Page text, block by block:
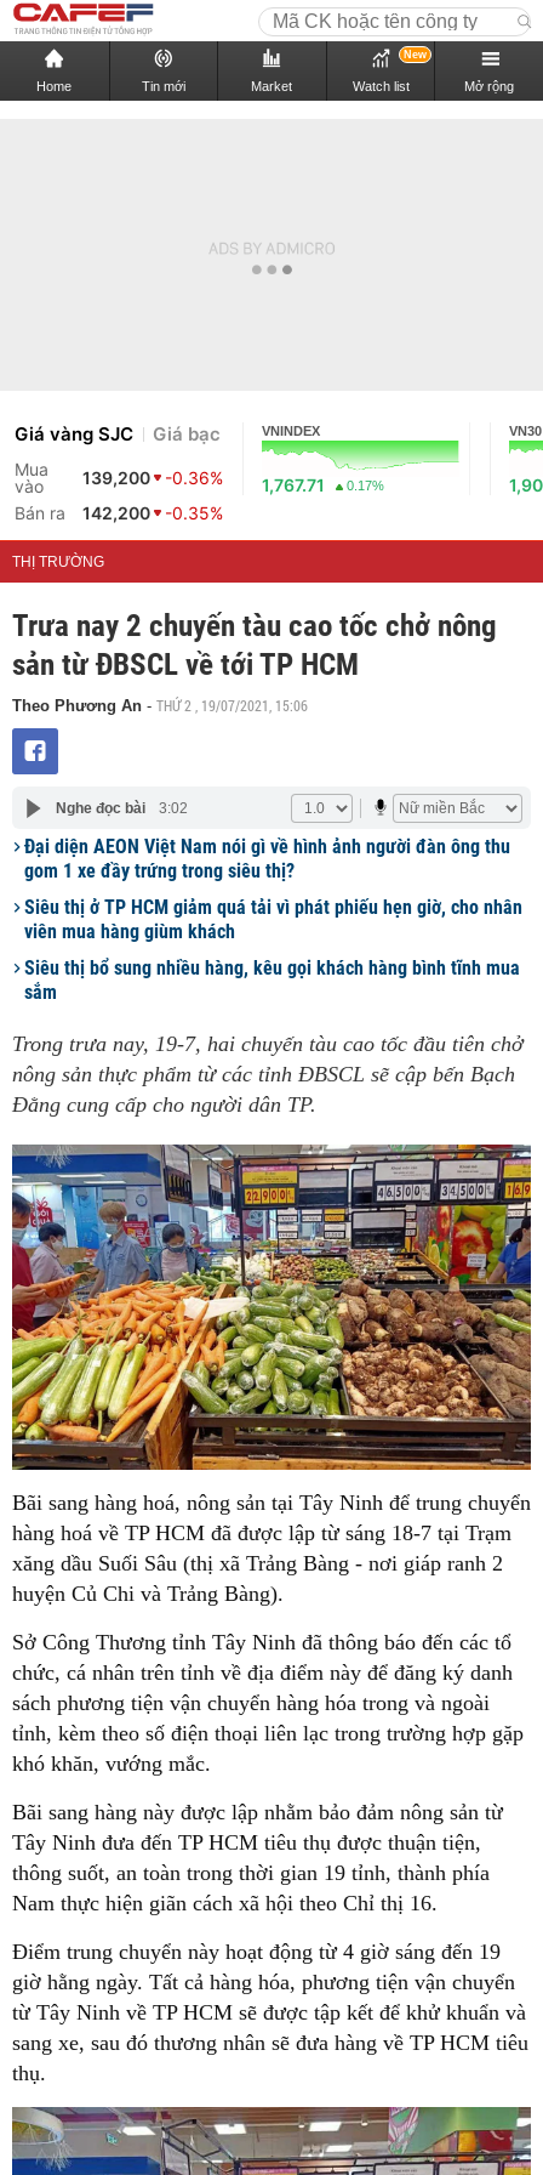
Home Tin mới Market Watch list
New
Mở rộng
Giá vàng SJC Giá bạc
Mua
vào
139,200
-0.36%
Bán ra
142,200 -0.35%
VNINDEX
1,767.71 0.17%
VN30
THỊ TRƯỜNG
Trưa nay 2 chuyến tàu cao tốc chở nông
sản từ ĐBSCL về tới TP HCM
Theo Phương An - THỨ 2 , 19/07/2021, 15:06
Nghe đọc bài 3:02
Đại diện AEON Việt Nam nói gì về hình ảnh người đàn ông thu
gom 1 xe đầy trứng trong siêu thị?
Siêu thị ở TP HCM giảm quá tải vì phát phiếu hẹn giờ, cho nhân
viên mua hàng giùm khách
Siêu thị bổ sung nhiều hàng, kêu gọi khách hàng bình tĩnh mua
sắm
Trong trưa nay, 19-7, hai chuyến tàu cao tốc đầu tiên chở
nông sản thực phẩm từ các tỉnh ĐBSCL sẽ cập bến Bạch
Đằng cung cấp cho người dân TP.
Bãi sang hàng hoá, nông sản tại Tây Ninh để trung chuyển
hàng hoá về TP HCM đã được lập từ sáng 18-7 tại Trạm
xăng dầu Suối Sâu (thị xã Trảng Bàng - nơi giáp ranh 2
huyện Củ Chi và Trảng Bàng).
Sở Công Thương tỉnh Tây Ninh đã thông báo đến các tổ
chức, cá nhân trên tỉnh về địa điểm này để đăng ký danh
sách phương tiện vận chuyển hàng hóa trong và ngoài
tỉnh, kèm theo số điện thoại liên lạc trong trường hợp gặp
khó khăn, vướng mắc.
Bãi sang hàng này được lập nhằm bảo đảm nông sản từ
Tây Ninh đưa đến TP HCM tiêu thụ được thuận tiện,
thông suốt, an toàn trong thời gian 19 tỉnh, thành phía
Nam thực hiện giãn cách xã hội theo Chỉ thị 16.
Điểm trung chuyển này hoạt động từ 4 giờ sáng đến 19
giờ hằng ngày. Tất cả hàng hóa, phương tiện vận chuyển
từ Tây Ninh về TP HCM sẽ được tập kết để khử khuẩn và
sang xe, sau đó thương nhân sẽ đưa hàng về TP HCM tiêu
thụ.